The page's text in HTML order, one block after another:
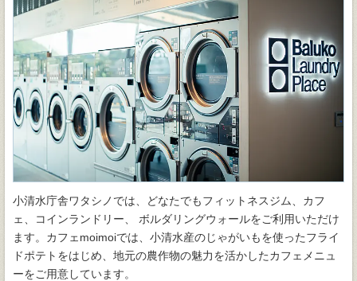
小清水庁舎ワタシノでは、どなたでもフィットネスジム、カフ
ェ、コインランドリー、 ボルダリングウォールをご利用いただけ
ます。カフェmoimoiでは、小清水産のじゃがいもを使ったフライ
ドポテトをはじめ、地元の農作物の魅力を活かしたカフェメニュ
ーをご用意しています。